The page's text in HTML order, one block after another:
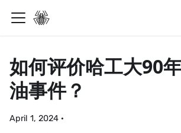
如何评价哈工大90
油事件？
April 1, 2024 ·